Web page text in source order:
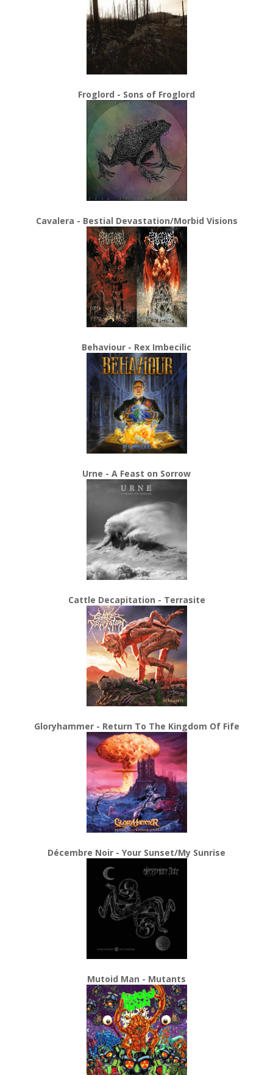
Froglord - Sons of Froglord
Cavalera - Bestial Devastation/Morbid Visions
Behaviour - Rex Imbecilic
Urne - A Feast on Sorrow
Cattle Decapitation - Terrasite
Gloryhammer - Return To The Kingdom Of Fife
Décembre Noir - Your Sunset/My Sunrise
Mutoid Man - Mutants